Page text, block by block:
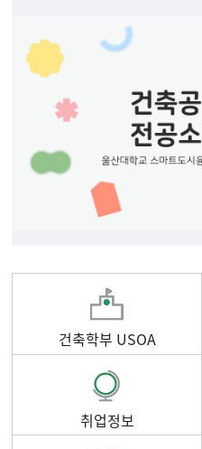
건축학부 USOA
취업정보